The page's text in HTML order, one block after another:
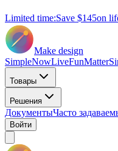
Limited time:Save $145on
Make design
SimpleNowLiveFunMatter
Товары
Решения
ДокументыЧасто
Войти